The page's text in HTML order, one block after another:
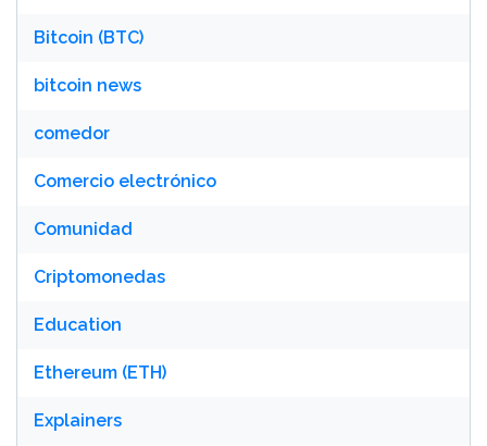
Bitcoin (BTC)
bitcoin news
comedor
Comercio electrónico
Comunidad
Criptomonedas
Education
Ethereum (ETH)
Explainers